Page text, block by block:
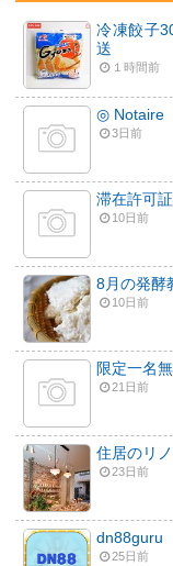
冷凍餃子
送
１時間前
◎ Notaire
3日前
滞在許可
10日前
8月の発酵
10日前
限定一名
21日前
住居のリ
23日前
dn88guru
25日前